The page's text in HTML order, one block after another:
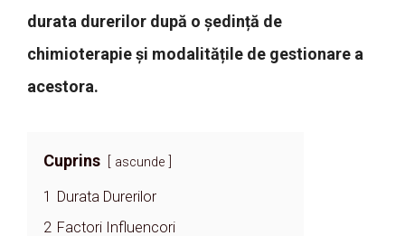
durata durerilor după o ședință de
chimioterapie și modalitățile de gestionare a
acestora.
Cuprins ascunde
1
Durata Durerilor
2 Factori Influencori